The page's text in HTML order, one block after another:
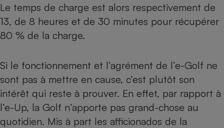
Le temps de charge est alors respectivement de
13, de 8 heures et de 30 minutes pour récupérer
80 % de la charge.
Si le fonctionnement et l’agrément de l’e-Golf ne
sont pas à mettre en cause, c’est plutôt son
intérêt qui reste à prouver. En effet, par rapport à
l’e-Up, la Golf n’apporte pas grand-chose au
quotidien. Mis à part les afficionados de la